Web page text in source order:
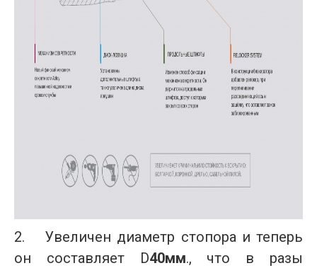
2.
Увеличен диаметр стопора и теперь
он составляет D40мм., что в разы